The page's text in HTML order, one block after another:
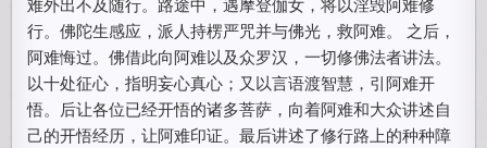
行。佛陀生感应，派人持楞严咒并与佛光，救阿难。 之后，
阿难悔过。佛借此向阿难以及众罗汉，一切修佛法者讲法。
以十处征心，指明妄心真心；又以言语渡智慧，引阿难开
悟。后让各位已经开悟的诸多菩萨，向着阿难和大众讲述自
己的开悟经历，让阿难印证。最后讲述了修行路上的种种障